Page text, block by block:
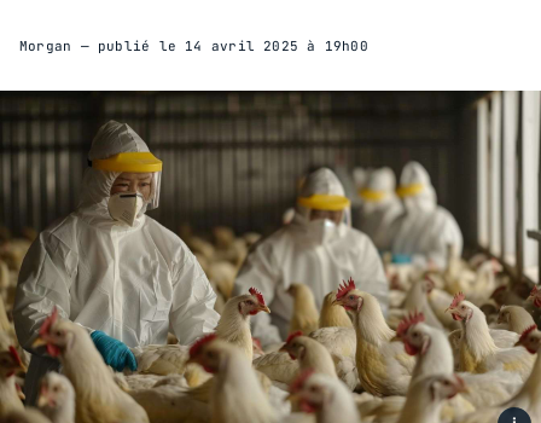
Morgan — publié le 14 avril 2025 à 19h00